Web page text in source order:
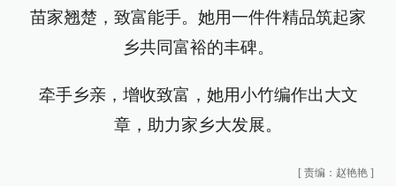
苗家翘楚，致富能手。她用一件件精品筑起家
乡共同富裕的丰碑。
牵手乡亲，增收致富，她用小竹编作出大文
章，助力家乡大发展。
[ 责编：赵艳艳 ]